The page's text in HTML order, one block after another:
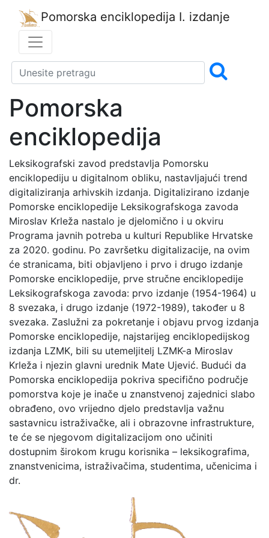
Pomorska enciklopedija I. izdanje
Pomorska
enciklopedija
Leksikografski zavod predstavlja Pomorsku
enciklopediju u digitalnom obliku, nastavljajući trend
digitaliziranja arhivskih izdanja. Digitalizirano izdanje
Pomorske enciklopedije Leksikografskoga zavoda
Miroslav Krleža nastalo je djelomično i u okviru
Programa javnih potreba u kulturi Republike Hrvatske
za 2020. godinu. Po završetku digitalizacije, na ovim
će stranicama, biti objavljeno i prvo i drugo izdanje
Pomorske enciklopedije, prve stručne enciklopedije
Leksikografskoga zavoda: prvo izdanje (1954-1964) u
8 svezaka, i drugo izdanje (1972-1989), također u 8
svezaka. Zaslužni za pokretanje i objavu prvog izdanja
Pomorske enciklopedije, najstarijeg enciklopedijskog
izdanja LZMK, bili su utemeljitelj LZMK-a Miroslav
Krleža i njezin glavni urednik Mate Ujević. Budući da
Pomorska enciklopedija pokriva specifično područje
pomorstva koje je inače u znanstvenoj zajednici slabo
obrađeno, ovo vrijedno djelo predstavlja važnu
sastavnicu istraživačke, ali i obrazovne infrastrukture,
te će se njegovom digitalizacijom ono učiniti
dostupnim širokom krugu korisnika – leksikografima,
znanstvenicima, istraživačima, studentima, učenicima i
dr.